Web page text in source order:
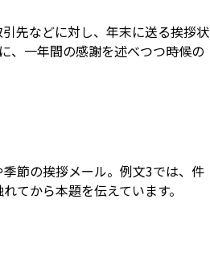
先などに対し、年末に送る挨拶状
、一年間の感謝を述べつつ時候の
節の挨拶メール。例文3では、件
てから本題を伝えています。